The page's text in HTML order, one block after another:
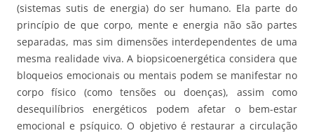
(sistemas sutis de energia) do ser humano. Ela parte do
princípio de que corpo, mente e energia não são partes
separadas, mas sim dimensões interdependentes de uma
mesma realidade viva. A biopsicoenergética considera que
bloqueios emocionais ou mentais podem se manifestar no
corpo físico (como tensões ou doenças), assim como
desequilíbrios energéticos podem afetar o bem-estar
emocional e psíquico. O objetivo é restaurar a circulação